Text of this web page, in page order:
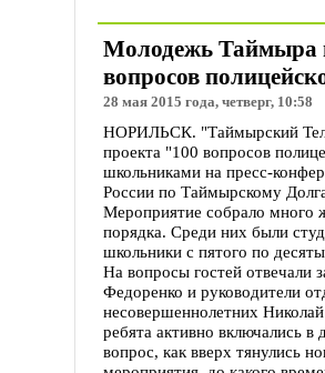
Молодежь Таймыра
вопросов
28 мая 2015 года, четверг, 10:58
НОРИЛЬСК. "Таймырский
проекта "100 вопросов
школьниками на пресс-
России по Таймырскому
Мероприятие собрало много
порядка. Среди них были
школьники с пятого по
На вопросы гостей отвечали
Федоренко и руководители
несовершеннолетних
ребята активно включались в
вопрос, как вверх тянулись